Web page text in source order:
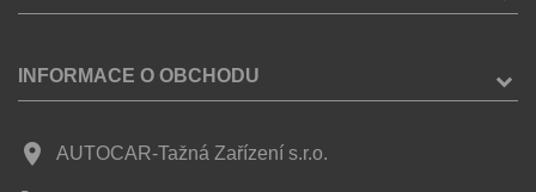
INFORMACE O OBCHODU
place AUTOCAR-Tažná Zařízení s.r.o.